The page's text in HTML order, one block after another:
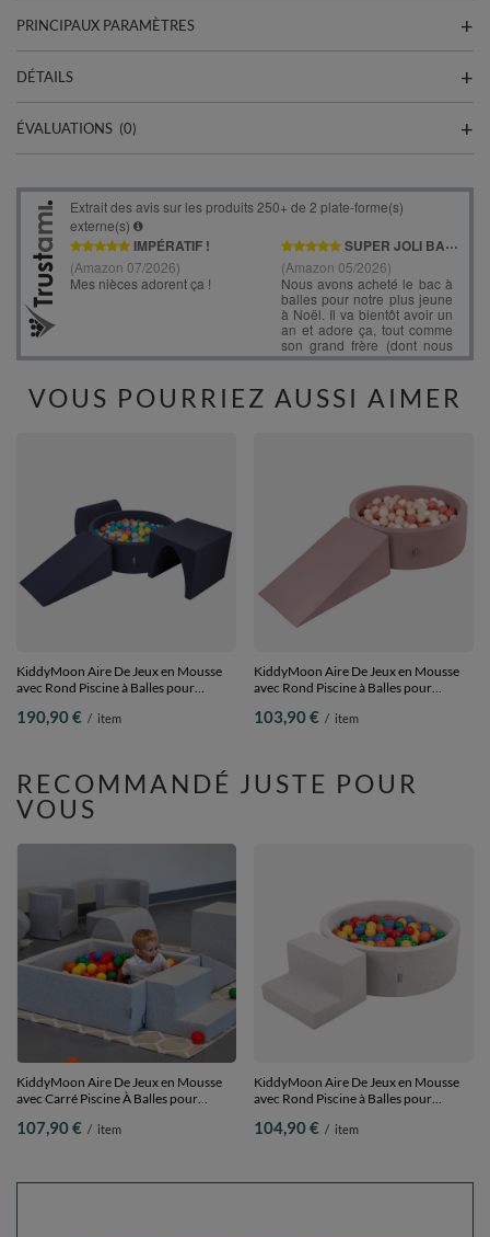
PRINCIPAUX PARAMÈTRES
DÉTAILS
ÉVALUATIONS (0)
VOUS POURRIEZ AUSSI AIMER
KiddyMoon Aire De Jeux en Mousse
avec Rond Piscine à Balles pour
foncé:vertClr/orange/turq/bleu/babybl/jaune,
190,90 € / item
KiddyMoon Aire De Jeux en Mousse
avec Rond Piscine à Balles pour
pastel/saumon/blanc, Piscine (100
103,90 € / item
RECOMMANDÉ JUSTE POUR
VOUS
KiddyMoon Aire De Jeux en Mousse
avec Carré Piscine À Balles pour
jaune/vert/bleu/rouge/orange, Piscine
107,90 € / item
KiddyMoon Aire De Jeux en Mousse
avec Rond Piscine à Balles pour
jaune/vert/bleu/rouge/orange, Piscine
104,90 € / item